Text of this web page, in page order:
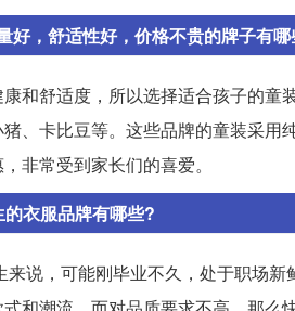
好，舒适性好，价格不贵的牌子有
和舒适度，所以选择适合孩子的
、卡比豆等。这些品牌的童装采
非常受到家长们的喜爱。
衣服品牌有哪些?
来说，可能刚毕业不久，处于职场